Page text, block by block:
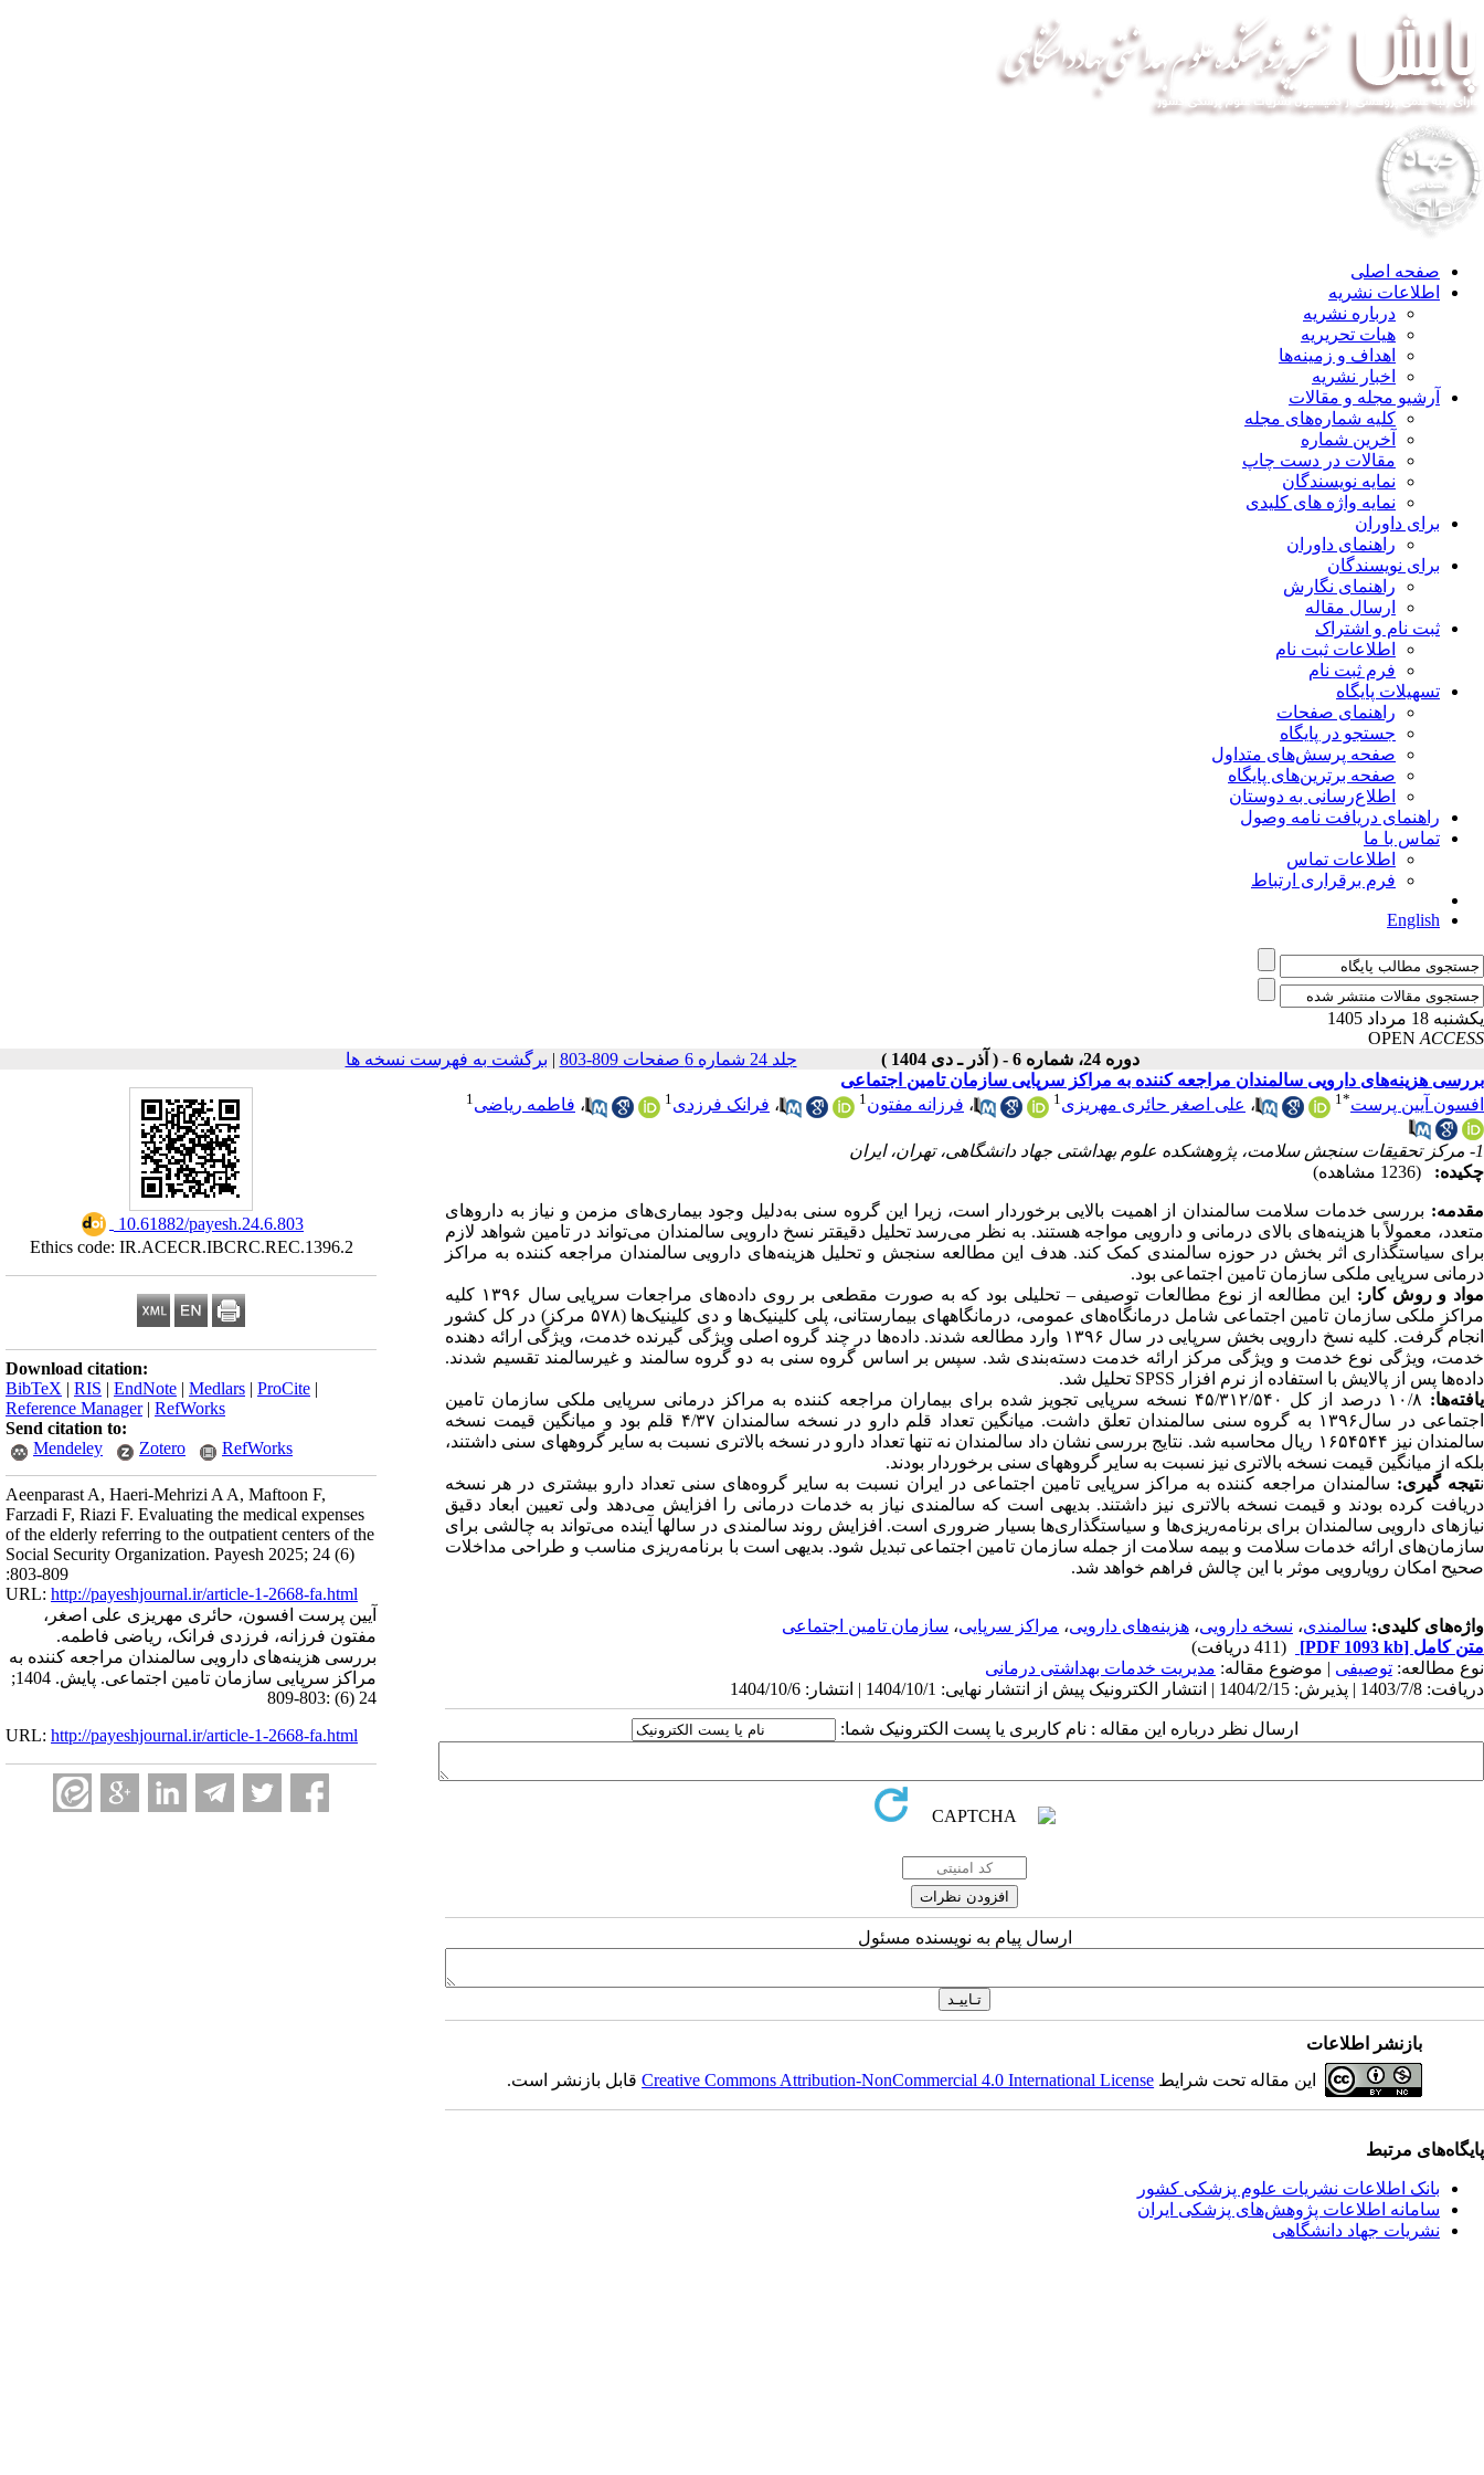
صفحه اصلی
اطلاعات نشریه
درباره نشریه
هیات تحریریه
اهداف و زمینه‌ها
اخبار نشریه
آرشیو مجله و مقالات
کلیه شماره‌های مجله
آخرین شماره
مقالات در دست چاپ
نمایه نویسندگان
نمایه واژه های کلیدی
برای داوران
راهنمای داوران
برای نویسندگان
راهنمای نگارش
ارسال مقاله
ثبت نام و اشتراک
اطلاعات ثبت نام
فرم ثبت نام
تسهیلات پایگاه
راهنمای صفحات
جستجو در پایگاه
صفحه پرسش‌های متداول
صفحه برترین‌های پایگاه
اطلاع‌رسانی به دوستان
راهنمای دریافت نامه وصول
تماس با ما
اطلاعات تماس
فرم برقراری ارتباط
English
یکشنبه 18 مرداد 1405
OPEN ACCESS
دوره 24، شماره 6 - ( آذر ـ دی 1404 )
جلد 24 شماره 6 صفحات 809-803 | برگشت به فهرست نسخه ها
‎ 10.61882/payesh.24.6.803
Ethics code: IR.ACECR.IBCRC.REC.1396.2
Download citation:
BibTeX | RIS | EndNote | Medlars | ProCite |
Reference Manager| RefWorks
Send citation to:
Mendeley
Zotero RefWorks
Aeenparast A, Haeri-Mehrizi A A, Maftoon F,
Farzadi F, Riazi F. Evaluating the medical expenses
of the elderly referring to the outpatient centers of the
Social Security Organization. Payesh 2025; 24 (6)
:803-809
URL: http://payeshjournal.ir/article-1-2668-fa.html
آیین پرست افسون، حائری مهریزی علی اصغر،
مفتون فرزانه، فرزدی فرانک، ریاضی فاطمه.
بررسی هزینه‌های دارویی سالمندان مراجعه کننده به
مراکز سرپایی سازمان تامین اجتماعی. پایش. 1404;
24 (6) :803-809
URL: http://payeshjournal.ir/article-1-2668-fa.html
بررسی هزینه‌های دارویی سالمندان مراجعه کننده به مراکز سرپایی سازمان تامین اجتماعی
افسون آیین پرست*
1 ، علی اصغر حائری مهریزی1 ، فرزانه مفتون1 ، فرانک فرزدی1 ، فاطمه ریاضی1
1- مرکز تحقیقات سنجش سلامت، پژوهشکده علوم بهداشتی جهاد دانشگاهی، تهران، ایران
چکیده:
(1236 مشاهده)
مقدمه: بررسی خدمات سلامت سالمندان از اهمیت بالایی برخوردار است، زیرا این گروه سنی به‌دلیل وجود بیماری‌های مزمن و نیاز به داروهای
متعدد، معمولاً با هزینه‌های بالای درمانی و دارویی مواجه هستند. به نظر می‌رسد تحلیل دقیقتر نسخ دارویی سالمندان می‌تواند در تامین شواهد لازم
برای سیاستگذاری اثر بخش در حوزه سالمندی کمک کند. هدف این مطالعه سنجش و تحلیل هزینه‌های دارویی سالمندان مراجعه کننده به مراکز
درمانی سرپایی ملکی سازمان تامین اجتماعی بود.
مواد و روش کار:
این مطالعه از نوع مطالعات توصیفی – تحلیلی بود که به صورت مقطعی بر روی داده‌های مراجعات سرپایی سال ۱۳۹۶ کلیه
مراکز ملکی سازمان تامین اجتماعی شامل درمانگاه‌های عمومی، درمانگاههای بیمارستانی، پلی کلینیک‌ها و دی کلینیک‌ها (۵۷۸ مرکز) در کل کشور
انجام گرفت. کلیه نسخ دارویی بخش سرپایی در سال ۱۳۹۶ وارد مطالعه شدند. داده‌ها در چند گروه اصلی ویژگی گیرنده خدمت، ویژگی ارائه دهنده
خدمت، ویژگی نوع خدمت و ویژگی مرکز ارائه خدمت دسته‌بندی شد. سپس بر اساس گروه سنی به دو گروه سالمند و غیرسالمند تقسیم شدند.
داده‌ها پس از پالایش با استفاده از نرم افزار SPSS تحلیل شد.
یافته‌ها:
۱۰/۸ درصد از کل ۴۵/۳۱۲/۵۴۰ نسخه سرپایی تجویز شده برای بیماران مراجعه کننده به مراکز درمانی سرپایی ملکی سازمان تامین
اجتماعی در سال۱۳۹۶ به گروه سنی سالمندان تعلق داشت. میانگین تعداد قلم دارو در نسخه سالمندان ۴/۳۷ قلم بود و میانگین قیمت نسخه
سالمندان نیز ۱۶۵۴۵۴۴ ریال محاسبه شد. نتایج بررسی نشان داد سالمندان نه تنها تعداد دارو در نسخه بالاتری نسبت به سایر گروههای سنی داشتند،
بلکه از میانگین قیمت نسخه بالاتری نیز نسبت به سایر گروههای سنی برخوردار بودند.
نتیجه گیری: سالمندان مراجعه کننده به مراکز سرپایی تامین اجتماعی در ایران نسبت به سایر گروه‌های سنی تعداد دارو بیشتری در هر نسخه
دریافت کرده بودند و قیمت نسخه بالاتری نیز داشتند. بدیهی است که سالمندی نیاز به خدمات درمانی را افزایش می‌دهد ولی تعیین ابعاد دقیق
نیازهای دارویی سالمندان برای برنامه‌ریزی‌ها و سیاستگذاری‌ها بسیار ضروری است. افزایش روند سالمندی در سالها آینده می‌تواند به چالشی برای
سازمان‌های ارائه خدمات سلامت و بیمه سلامت از جمله سازمان تامین اجتماعی تبدیل شود. بدیهی است با برنامه‌ریزی مناسب و طراحی مداخلات
صحیح امکان رویارویی موثر با این چالش فراهم خواهد شد.
واژه‌های کلیدی: سالمندی، نسخه دارویی، هزینه‌های دارویی، مراکز سرپایی، سازمان تامین اجتماعی
متن کامل [PDF 1093 kb]
(411 دریافت)
نوع مطالعه: توصیفی | موضوع مقاله: مدیریت خدمات بهداشتی درمانی
دریافت: 1403/7/8 | پذیرش: 1404/2/15 | انتشار الکترونیک پیش از انتشار نهایی: 1404/10/1 | انتشار: 1404/10/6
ارسال نظر درباره این مقاله : نام کاربری یا پست الکترونیک شما:
ارسال پیام به نویسنده مسئول
بازنشر اطلاعات
این مقاله تحت شرایط Creative Commons Attribution-NonCommercial 4.0 International Licenseقابل بازنشر است.
پایگاه‌های مرتبط
بانک اطلاعات نشریات علوم پزشکی کشور
سامانه اطلاعات پژوهش‌های پزشکی ایران
نشریات جهاد دانشگاهی